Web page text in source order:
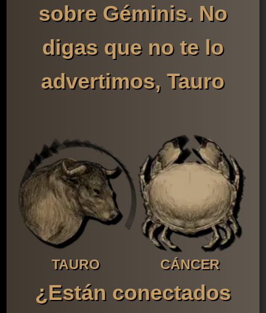
sobre Géminis. No
digas que no te lo
advertimos, Tauro
TAURO CÁNCER
¿Están conectados